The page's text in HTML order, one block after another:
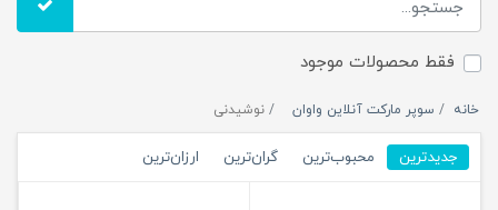
فقط محصولات موجود
خانه سوپر مارکت آنلاین واوان نوشیدنی
جدیدترین محبوب‌ترین گران‌ترین ارزان‌ترین